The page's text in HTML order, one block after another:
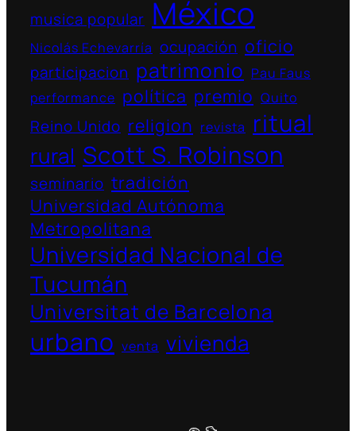
musica popular México
Nicolás Echevarría ocupación oficio
participacion patrimonio Pau Faus
performance política premio Quito
Reino Unido religion revista ritual
rural Scott S. Robinson
seminario tradición
Universidad Autónoma
Metropolitana
Universidad Nacional de
Tucumán
Universitat de Barcelona
urbano venta vivienda